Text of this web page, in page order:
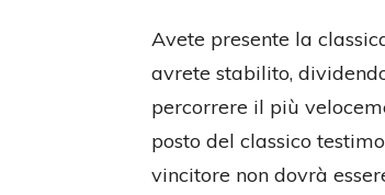
Avete presente la
avrete stabilito,
percorrere il più
posto del classico
vincitore non dovrà